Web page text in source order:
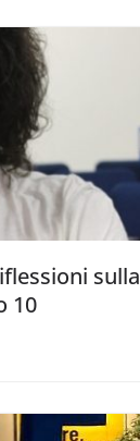
sulla
10